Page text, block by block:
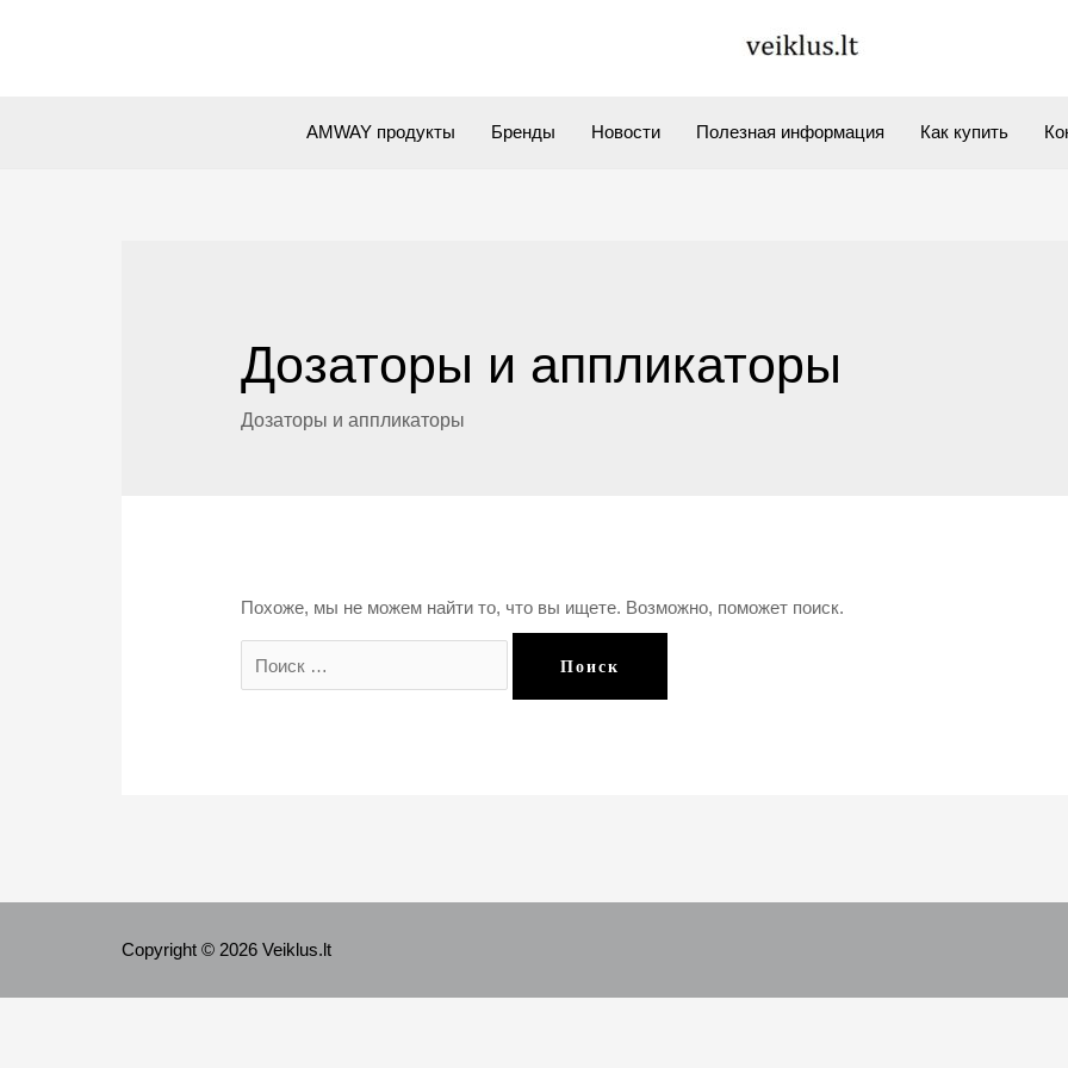
AMWAY продукты Бренды Новости Полезная информация Как купить
Дозаторы и аппликаторы
Дозаторы и аппликаторы
Похоже, мы не можем найти то, что вы ищете. Возможно, поможет поиск.
Search
Copyright © 2026 Veiklus.lt